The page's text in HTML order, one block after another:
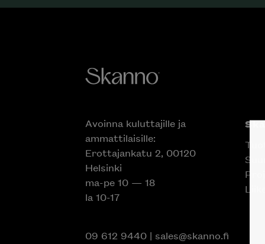
Avoinna kuluttajille ja
ammattilaisille:
Erottajankatu 2, 00120
Helsinki
ma-pe 10 — 18
la 10-17
09 612 9440| sales@skanno.fi